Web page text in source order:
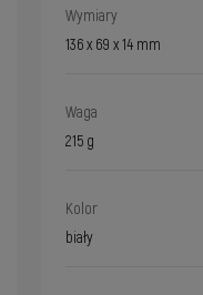
Wymiary
136 x 69 x 14 mm
Waga
215 g
Kolor
biały